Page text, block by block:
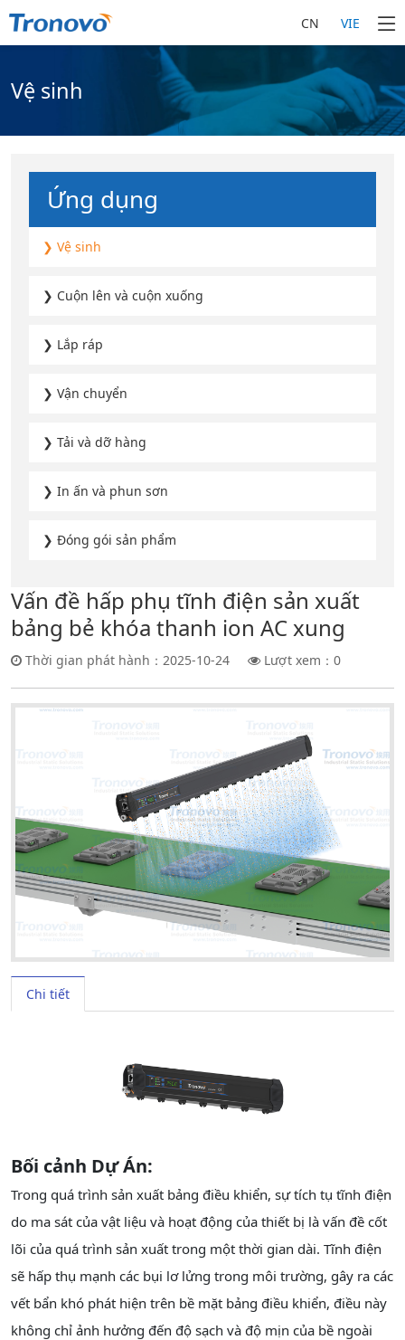
CN VIE
Vệ sinh
Ứng dụng
❯ Vệ sinh
❯ Cuộn lên và cuộn xuống
❯ Lắp ráp
❯ Vận chuyển
❯ Tải và dỡ hàng
❯ In ấn và phun sơn
❯ Đóng gói sản phẩm
Vấn đề hấp phụ tĩnh điện sản xuất
bảng bẻ khóa thanh ion AC xung
Thời gian phát hành：2025-10-24 Lượt xem： 0
Chi tiết
Bối cảnh Dự Án:
Trong quá trình sản xuất bảng điều khiển, sự tích tụ tĩnh điện
do ma sát của vật liệu và hoạt động của thiết bị là vấn đề cốt
lõi của quá trình sản xuất trong một thời gian dài. Tĩnh điện
sẽ hấp thụ mạnh các bụi lơ lửng trong môi trường, gây ra các
vết bẩn khó phát hiện trên bề mặt bảng điều khiển, điều này
không chỉ ảnh hưởng đến độ sạch và độ mịn của bề ngoài